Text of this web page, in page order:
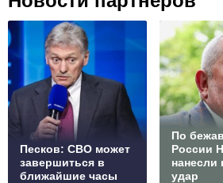
Песков: СВО может
завершиться в
ближайшие часы
По
России
нанесли
удар